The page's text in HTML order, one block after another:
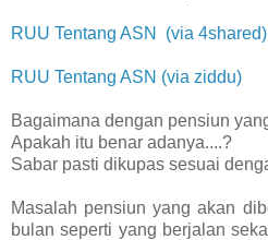
RUU Tentang ASN (via 4shared)
RUU Tentang ASN (via ziddu)
Bagaimana dengan pensiun
Apakah itu benar adanya....?
Sabar pasti dikupas sesuai
Masalah pensiun yang akan
bulan seperti yang berjalan